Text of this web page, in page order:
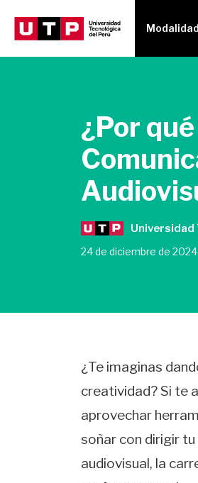
¿Por
Universidad
24 de diciembre de 2024
¿Te imaginas
creatividad? Si te
aprovechar
soñar con dirigir
audiovisual, la